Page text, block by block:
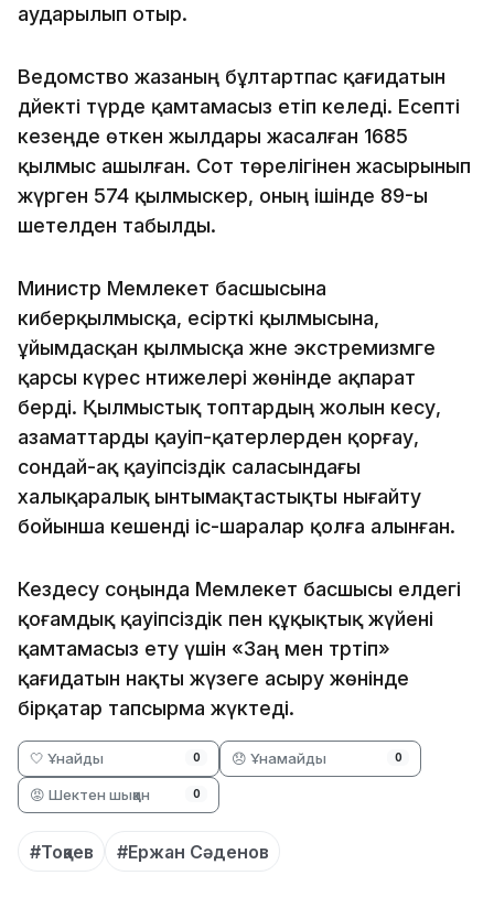
аударылып отыр.
Ведомство жазаның бұлтартпас қағидатын
дәйекті түрде қамтамасыз етіп келеді. Есепті
кезеңде өткен жылдары жасалған 1685
қылмыс ашылған. Сот төрелігінен жасырынып
жүрген 574 қылмыскер, оның ішінде 89-ы
шетелден табылды.
Министр Мемлекет басшысына
киберқылмысқа, есірткі қылмысына,
ұйымдасқан қылмысқа және экстремизмге
қарсы күрес нәтижелері жөнінде ақпарат
берді. Қылмыстық топтардың жолын кесу,
азаматтарды қауіп-қатерлерден қорғау,
сондай-ақ қауіпсіздік саласындағы
халықаралық ынтымақтастықты нығайту
бойынша кешенді іс-шаралар қолға алынған.
Кездесу соңында Мемлекет басшысы елдегі
қоғамдық қауіпсіздік пен құқықтық жүйені
қамтамасыз ету үшін «Заң мен тәртіп»
қағидатын нақты жүзеге асыру жөнінде
бірқатар тапсырма жүктеді.
🤍 Ұнайды 0 😞 Ұнамайды 0
😡 Шектен шыққан 0
#Тоқаев #Ержан Сәденов